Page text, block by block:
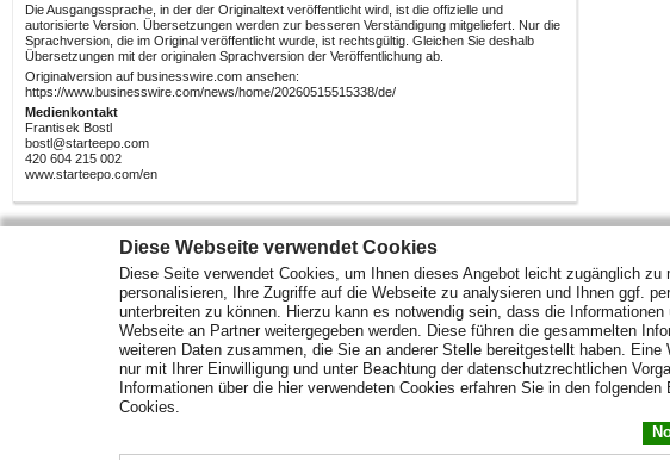
Diese Webseite verwendet Cookies
Diese Seite verwendet Cookies, um Ihnen dieses Angebot leicht zugänglich zu
personalisieren, Ihre Zugriffe auf die Webseite zu analysieren und Ihnen ggf.
unterbreiten zu können. Hierzu kann es notwendig sein, dass die Informationen
Webseite an Partner weitergegeben werden. Diese führen die gesammelten
weiteren Daten zusammen, die Sie an anderer Stelle bereitgestellt haben. Eine
nur mit Ihrer Einwilligung und unter Beachtung der datenschutzrechtlichen
Informationen über die hier verwendeten Cookies erfahren Sie in den
Cookies.
Die Ausgangssprache, in der der Originaltext veröffentlicht wird, ist die offizielle und
autorisierte Version. Übersetzungen werden zur besseren Verständigung mitgeliefert. Nur die
Sprachversion, die im Original veröffentlicht wurde, ist rechtsgültig. Gleichen Sie deshalb
Übersetzungen mit der originalen Sprachversion der Veröffentlichung ab.
Originalversion auf businesswire.com ansehen:
https://www.businesswire.com/news/home/20260515515338/de/
Medienkontakt
Frantisek Bostl
bostl@starteepo.com
420 604 215 002
www.starteepo.com/en
Mehr Marktdaten und Kurse finden Sie auf www.finanztreff.de
Wirtschaft
ETF Fonds
Anleihen
Optionsscheine
Rohstoffe